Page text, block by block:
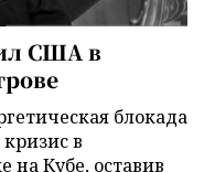
США в
блокада
в
на Кубе, оставив